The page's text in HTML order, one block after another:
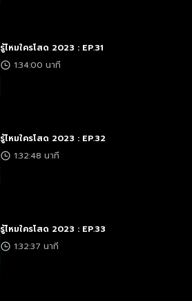
รู้ไหมใครโสด 2023 : EP.31
1:34:00 นาที
รู้ไหมใครโสด 2023 : EP.32
1:32:48 นาที
รู้ไหมใครโสด 2023 : EP.33
1:32:37 นาที